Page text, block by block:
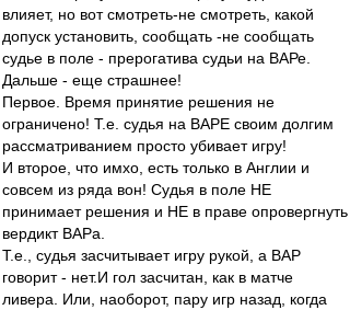
влияет, но вот смотреть-не смотреть, какой
допуск установить, сообщать -не сообщать
судье в поле - прерогатива судьи на ВАРе.
Дальше - еще страшнее!
Первое. Время принятие решения не
ограничено! Т.е. судья на ВАРЕ своим долгим
рассматриванием просто убивает игру!
И второе, что имхо, есть только в Англии и
совсем из ряда вон! Судья в поле НЕ
принимает решения и НЕ в праве опровергнуть
вердикт ВАРа.
Т.е., судья засчитывает игру рукой, а ВАР
говорит - нет.И гол засчитан, как в матче
ливера. Или, наоборот, пару игр назад, когда